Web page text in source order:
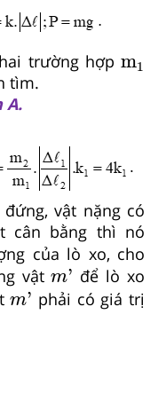
trường hợp m1
m1
tìm.
A.
vật nặng có
cân bằng thì nó
của lò xo, cho
vậtm'
m' để lò xo
m'
m' phải có giá trị